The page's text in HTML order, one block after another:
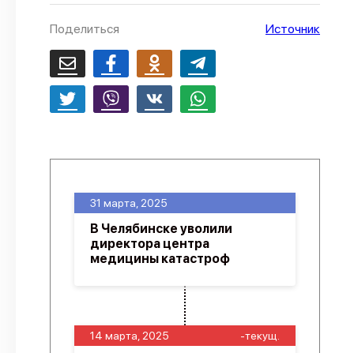
Поделиться Источник
14 марта, 2025 -текущ.
31 марта, 2025
В Челябинске уволили
директора центра
медицины катастроф